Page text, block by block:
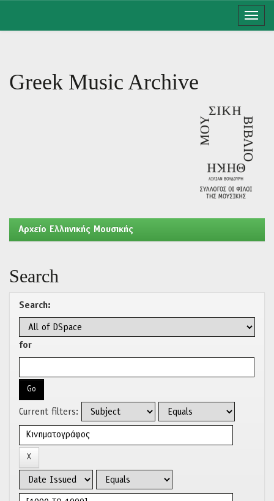
Greek Music Archive
Aρχείο Ελληνικής Μουσικής
Search
Search:
for
Current filters: